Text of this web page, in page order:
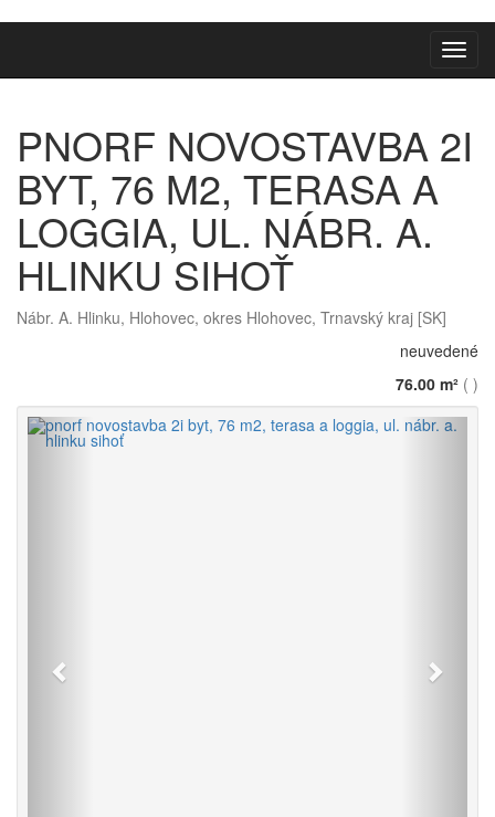
PNORF NOVOSTAVBA 2I
BYT, 76 M2, TERASA A
LOGGIA, UL. NÁBR. A.
HLINKU SIHOŤ
Nábr. A. Hlinku, Hlohovec, okres Hlohovec, Trnavský kraj [SK]
neuvedené
76.00 m² ( )
Späť Vpred